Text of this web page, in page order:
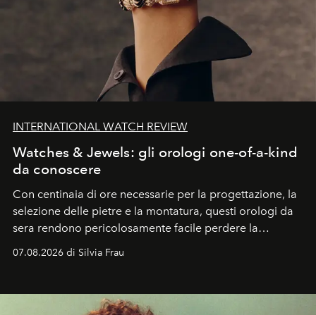
INTERNATIONAL WATCH REVIEW
Watches & Jewels: gli orologi one-of-a-kind
da conoscere
Con centinaia di ore necessarie per la progettazione, la
selezione delle pietre e la montatura, questi orologi da
sera rendono pericolosamente facile perdere la
07.08.2026 di Silvia Frau